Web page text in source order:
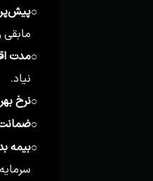
○
○مدت
نیاد.
○نرخ
○
○بیمه